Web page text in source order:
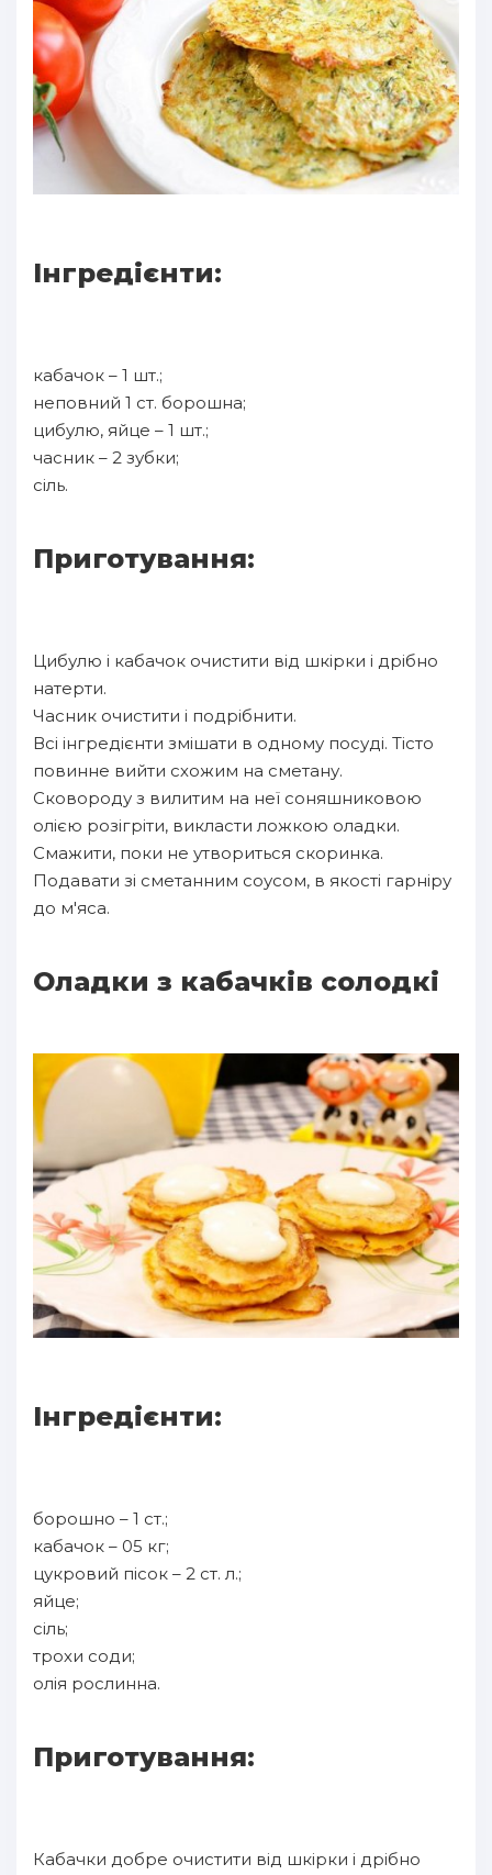
Інгредієнти:
кабачок – 1 шт.;
неповний 1 ст. борошна;
цибулю, яйце – 1 шт.;
часник – 2 зубки;
сіль.
Приготування:
Цибулю і кабачок очистити від шкірки і дрібно
натерти.
Часник очистити і подрібнити.
Всі інгредієнти змішати в одному посуді. Тісто
повинне вийти схожим на сметану.
Сковороду з вилитим на неї соняшниковою
олією розігріти, викласти ложкою оладки.
Смажити, поки не утвориться скоринка.
Подавати зі сметанним соусом, в якості гарніру
до м'яса.
Оладки з кабачків солодкі
Інгредієнти:
борошно – 1 ст.;
кабачок – 05 кг;
цукровий пісок – 2 ст. л.;
яйце;
сіль;
трохи соди;
олія рослинна.
Приготування:
Кабачки добре очистити від шкірки і дрібно